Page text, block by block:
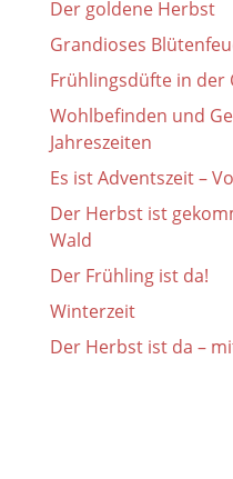
Der goldene Herbst
Grandioses
Frühlingsdüfte in der
Wohlbefinden und
Jahreszeiten
Es ist Adventszeit –
Der Herbst ist
Wald
Der Frühling ist da!
Winterzeit
Der Herbst ist da –